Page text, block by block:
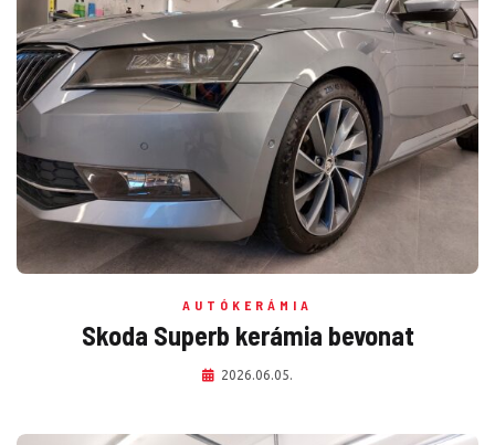
AUTÓKERÁMIA
Skoda Superb kerámia bevonat
2026.06.05.